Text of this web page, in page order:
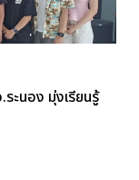
ะนอง มุ่งเรียนรู้